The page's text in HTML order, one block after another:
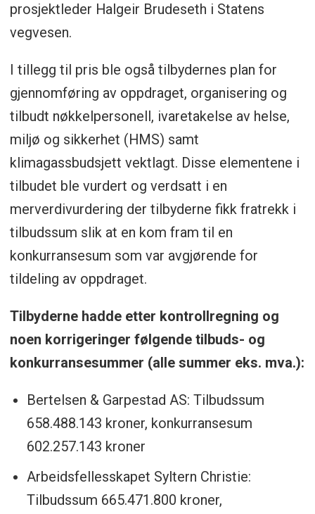
prosjektleder Halgeir Brudeseth i Statens
vegvesen.
I tillegg til pris ble også tilbydernes plan for
gjennomføring av oppdraget, organisering og
tilbudt nøkkelpersonell, ivaretakelse av helse,
miljø og sikkerhet (HMS) samt
klimagassbudsjett vektlagt. Disse elementene i
tilbudet ble vurdert og verdsatt i en
merverdivurdering der tilbyderne fikk fratrekk i
tilbudssum slik at en kom fram til en
konkurransesum som var avgjørende for
tildeling av oppdraget.
Tilbyderne hadde etter kontrollregning og
noen korrigeringer følgende tilbuds- og
konkurransesummer (alle summer eks. mva.):
Bertelsen & Garpestad AS: Tilbudssum
658.488.143 kroner, konkurransesum
602.257.143 kroner
Arbeidsfellesskapet Syltern Christie:
Tilbudssum 665.471.800 kroner,